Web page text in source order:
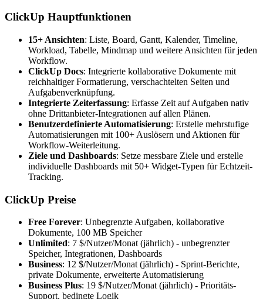
ClickUp Hauptfunktionen
15+ Ansichten: Liste, Board, Gantt, Kalender, Timeline,
Workload, Tabelle, Mindmap und weitere Ansichten für jeden
Workflow.
ClickUp Docs: Integrierte kollaborative Dokumente mit
reichhaltiger Formatierung, verschachtelten Seiten und
Aufgabenverknüpfung.
Integrierte Zeiterfassung: Erfasse Zeit auf Aufgaben nativ
ohne Drittanbieter-Integrationen auf allen Plänen.
Benutzerdefinierte Automatisierung: Erstelle mehrstufige
Automatisierungen mit 100+ Auslösern und Aktionen für
Workflow-Weiterleitung.
Ziele und Dashboards: Setze messbare Ziele und erstelle
individuelle Dashboards mit 50+ Widget-Typen für Echtzeit-
Tracking.
ClickUp Preise
Free Forever: Unbegrenzte Aufgaben, kollaborative
Dokumente, 100 MB Speicher
Unlimited: 7 $/Nutzer/Monat (jährlich) - unbegrenzter
Speicher, Integrationen, Dashboards
Business: 12 $/Nutzer/Monat (jährlich) - Sprint-Berichte,
private Dokumente, erweiterte Automatisierung
Business Plus: 19 $/Nutzer/Monat (jährlich) - Prioritäts-
Support, bedingte Logik